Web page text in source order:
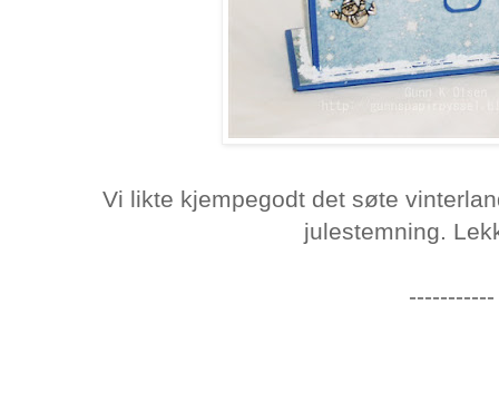
Vi likte kjempegodt det søte
julestemning.
-----------